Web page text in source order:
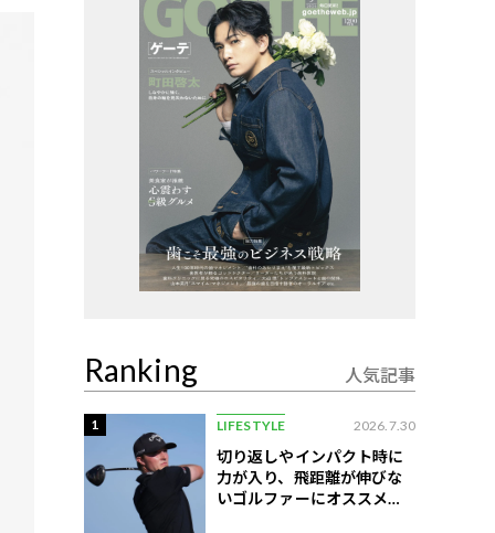
Ranking 人気記事
1 LIFESTYLE 2026.7.30
切り返しやインパクト時に
力が入り、飛距離が伸びな
いゴルファーにオススメの